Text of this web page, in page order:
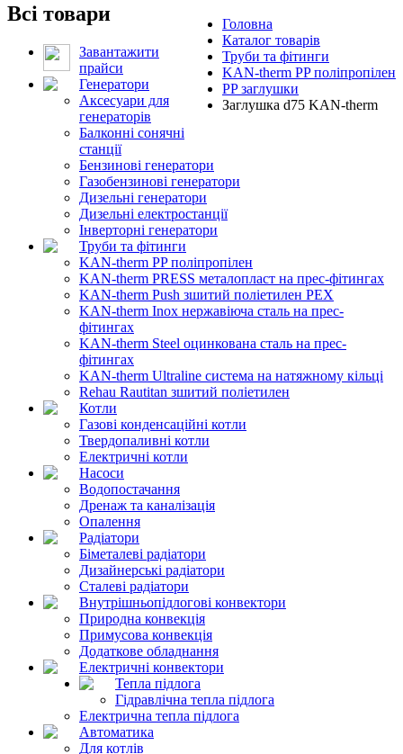
Головна
Каталог товарів
Труби та фітинги
KAN-therm PP поліпропілен
PP заглушки
Заглушка d75 KAN-therm
Всі товари
Завантажити
прайси
Генератори
Аксесуари для
генераторів
Балконні сонячні
станції
Бензинові генератори
Газобензинові генератори
Дизельні генератори
Дизельні електростанції
Інверторні генератори
Труби та фітинги
KAN-therm PP поліпропілен
KAN-therm PRESS металопласт на прес-фітингах
KAN-therm Push зшитий поліетилен PEX
KAN-therm Inox нержавіюча сталь на прес-
фітингах
KAN-therm Steel оцинкована сталь на прес-
фітингах
KAN-therm Ultraline система на натяжному кільці
Rehau Rautitan зшитий поліетилен
Котли
Газові конденсаційні котли
Твердопаливні котли
Електричні котли
Насоси
Водопостачання
Дренаж та каналізація
Опалення
Радіатори
Біметалеві радіатори
Дизайнерські радіатори
Сталеві радіатори
Внутрішньопідлогові конвектори
Природна конвекція
Примусова конвекція
Додаткове обладнання
Електричні конвектори
Тепла підлога
Гідравлічна тепла підлога
Електрична тепла підлога
Автоматика
Для котлів